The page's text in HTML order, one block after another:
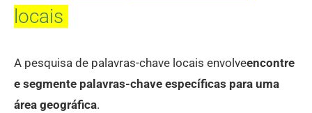
locais
A pesquisa de palavras-chave locais envolveencontre
e segmente palavras-chave específicas para uma
área geográfica.